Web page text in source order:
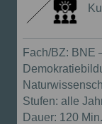
Führung mit
Fach/BZ: BNE
Stufen: alle
Dauer: 120 Min.